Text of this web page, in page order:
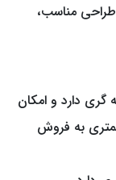
مناسب،
گری دارد و امکان
کمتری به فروش